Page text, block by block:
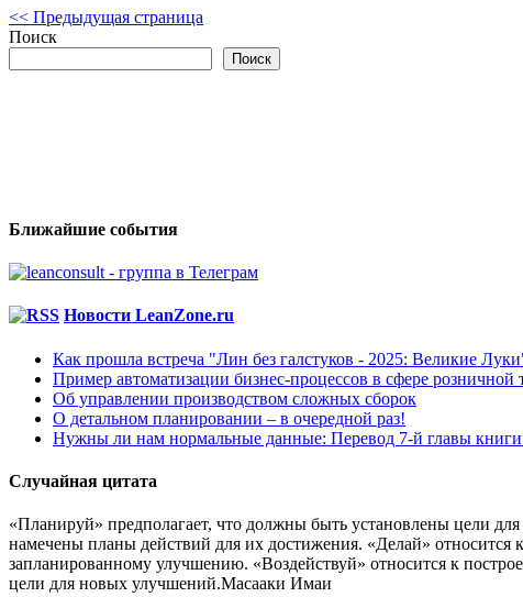
<< Предыдущая страница
Поиск
Поиск
Ближайшие события
Новости LeanZone.ru
Как прошла встреча "Лин без галстуков - 2025: Великие
Пример автоматизации бизнес-процессов в сфере розничной
Об управлении производством сложных сборок
О детальном планировании – в очередной раз!
Нужны ли нам нормальные данные: Перевод 7-й главы
Случайная цитата
«Планируй» предполагает, что должны быть установлены цели
намечены планы действий для их достижения. «Делай» относится
запланированному улучшению. «Воздействуй» относится к
цели для новых улучшений.Масааки Имаи